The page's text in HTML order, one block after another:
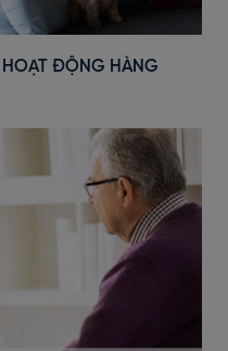
HOẠT ĐỘNG HÀNG